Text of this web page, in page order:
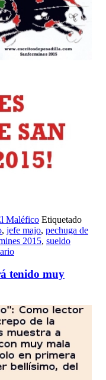
Maléfico Etiquetado
, jefe majo, pechuga de
2015, sueldo
tenido muy